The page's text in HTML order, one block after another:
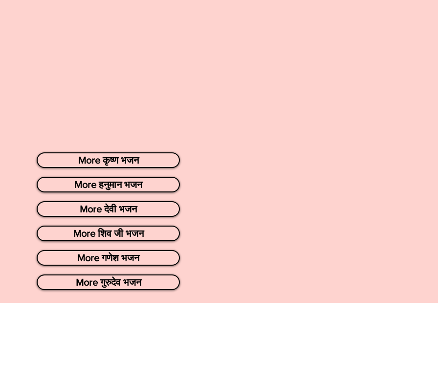
More कृष्ण भजन
More हनुमान भजन
More देवी भजन
More शिव जी भजन
More गणेश भजन
More गुरुदेव भजन